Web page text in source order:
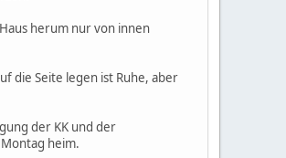
herum nur von innen
die Seite legen ist Ruhe, aber
der KK und der
heim.